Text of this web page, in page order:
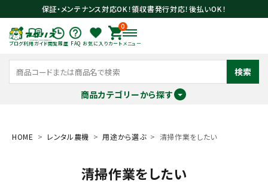
保証・メンテナンス対応OK！領収書発行対応！後払いOK！
ブログ利用ガイド閲覧履歴 FAQ お気に入り
0
カート メニュー
検索
商品カテゴリーから探す
meeting_room ログイン person 会員登録
search
HOME レンタル農機 用途から選ぶ 清掃作業をしたい
清掃作業をしたい